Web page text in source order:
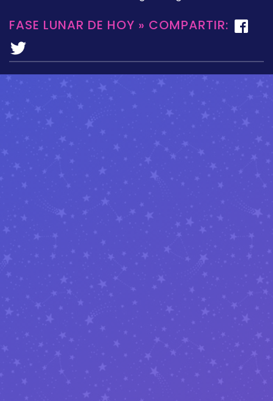
FASE LUNAR DE HOY » COMPARTIR: